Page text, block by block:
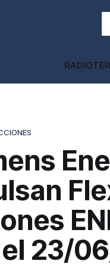
RADIO
el 23/